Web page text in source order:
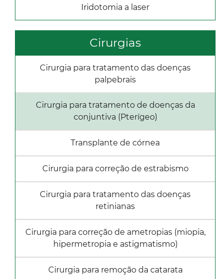
Iridotomia a laser
Cirurgias
Cirurgia para tratamento das doenças
palpebrais
Cirurgia para tratamento de doenças da
conjuntiva (Pterígeo)
Transplante de córnea
Cirurgia para correção de estrabismo
Cirurgia para tratamento das doenças
retinianas
Cirurgia para correção de ametropias (miopia,
hipermetropia e astigmatismo)
Cirurgia para remoção da catarata